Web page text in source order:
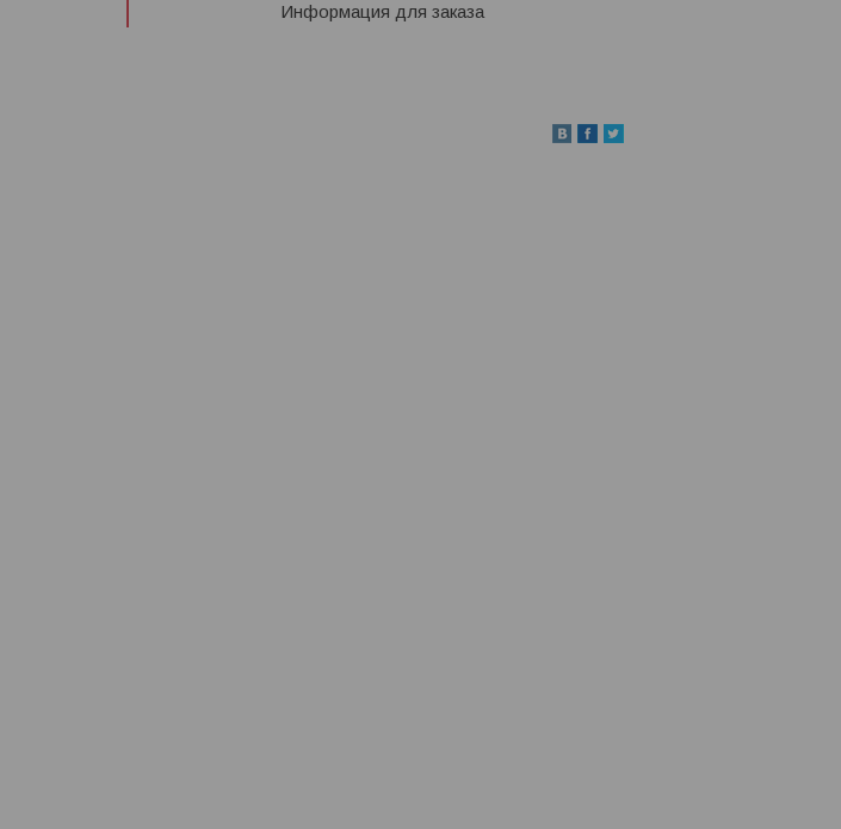
Информация для заказа